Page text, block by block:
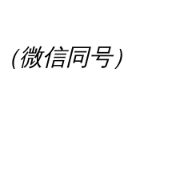
（微信同号）